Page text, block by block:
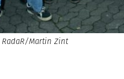
RadaR/Martin Zint